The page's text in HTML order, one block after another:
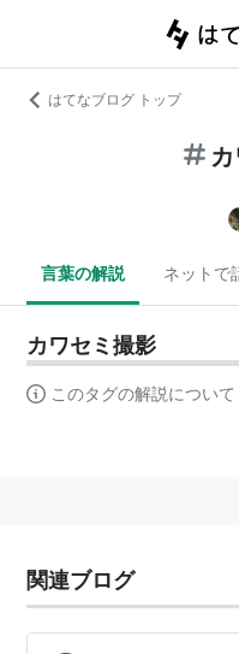
はてなブログ トップ
言葉の解説 ネットで
カワセミ撮影
このタグの解説について
関連ブログ